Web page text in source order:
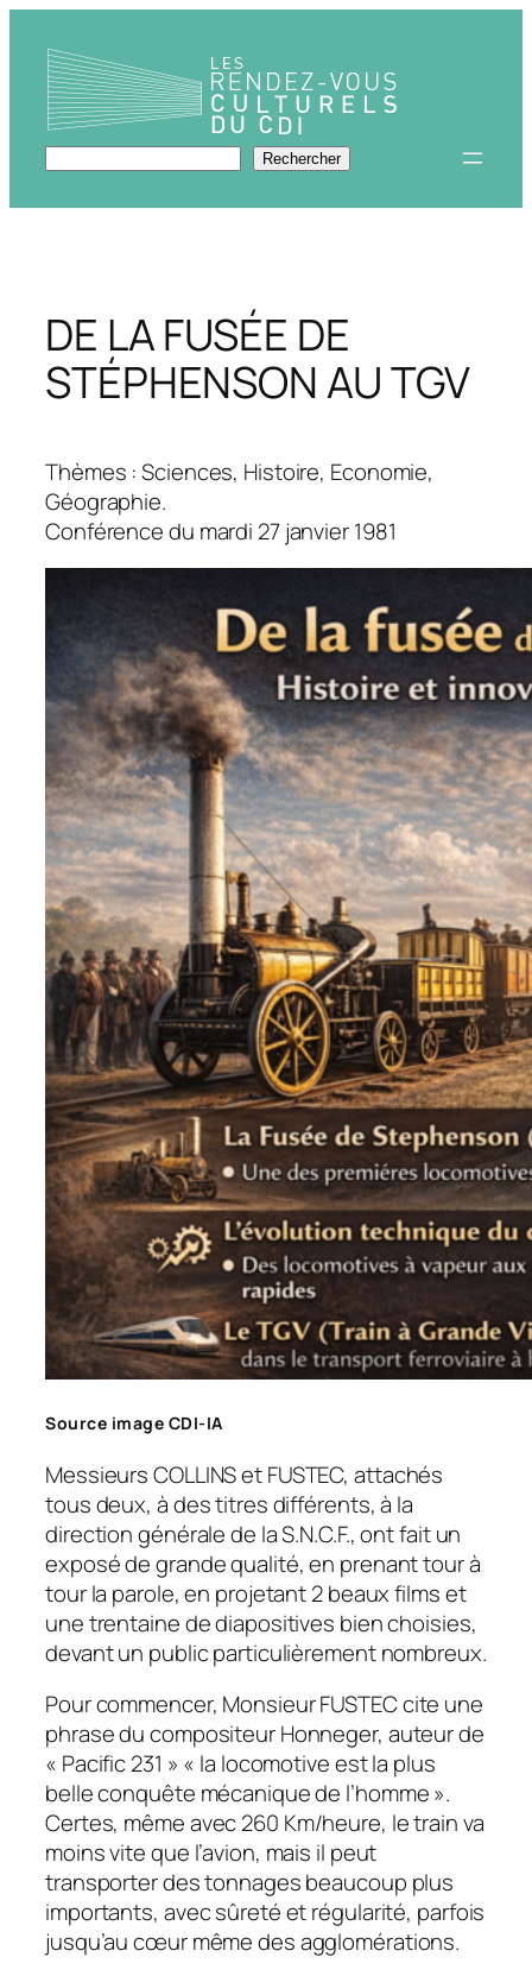
contenu
Rechercher Rechercher
DE LA FUSÉE DE
STÉPHENSON AU TGV
Thèmes : Sciences, Histoire, Economie,
Géographie.
Conférence du mardi 27 janvier 1981
Source image CDI-IA
Messieurs COLLINS et FUSTEC, attachés
tous deux, à des titres différents, à la
direction générale de la S.N.C.F., ont fait un
exposé de grande qualité, en prenant tour à
tour la parole, en projetant 2 beaux films et
une trentaine de diapositives bien choisies,
devant un public particulièrement nombreux.
Pour commencer, Monsieur FUSTEC cite une
phrase du compositeur Honneger, auteur de
« Pacific 231 » « la locomotive est la plus
belle conquête mécanique de l’homme ».
Certes, même avec 260 Km/heure, le train va
moins vite que l’avion, mais il peut
transporter des tonnages beaucoup plus
importants, avec sûreté et régularité, parfois
jusqu’au cœur même des agglomérations.